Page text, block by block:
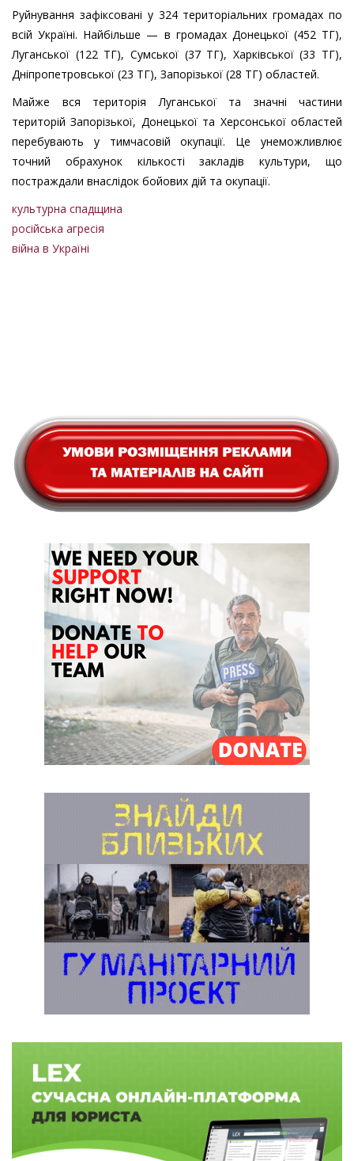
Руйнування зафіксовані у 324 територіальних громадах по
всій Україні. Найбільше — в громадах Донецької (452 ТГ),
Луганської (122 ТГ), Сумської (37 ТГ), Харківської (33 ТГ),
Дніпропетровської (23 ТГ), Запорізької (28 ТГ) областей.
Майже вся територія Луганської та значні частини
територій Запорізької, Донецької та Херсонської областей
перебувають у тимчасовій окупації. Це унеможливлює
точний обрахунок кількості закладів культури, що
постраждали внаслідок бойових дій та окупації.
культурна спадщина
російська агресія
війна в Україні